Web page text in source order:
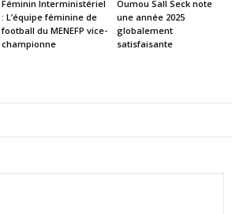
Féminin Interministériel
: L’équipe féminine de
football du MENEFP vice-
championne
Oumou Sall Seck note
une année 2025
globalement
satisfaisante